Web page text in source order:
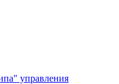
управления